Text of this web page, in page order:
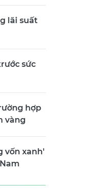
lãi suất
sức
hợp
vàng
vốn xanh'